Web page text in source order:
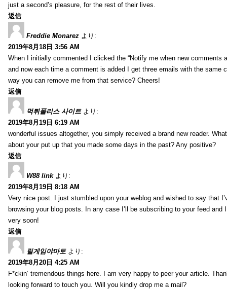
just a second’s pleasure, for the rest of their lives.
返信
Freddie Monarez より:
2019年8月18日 3:56 AM
When I initially commented I clicked the “Notify me when new comments
and now each time a comment is added I get three emails with the same
way you can remove me from that service? Cheers!
返信
먹튀폴리스 사이트 より:
2019年8月19日 6:19 AM
wonderful issues altogether, you simply received a brand new reader.
about your put up that you made some days in the past? Any positive?
返信
W88 link より:
2019年8月19日 8:18 AM
Very nice post. I just stumbled upon your weblog and wished to say that
browsing your blog posts. In any case I’ll be subscribing to your feed and
very soon!
返信
릴게임야마토 より:
2019年8月20日 4:25 AM
F*ckin’ tremendous things here. I am very happy to peer your article.
looking forward to touch you. Will you kindly drop me a mail?